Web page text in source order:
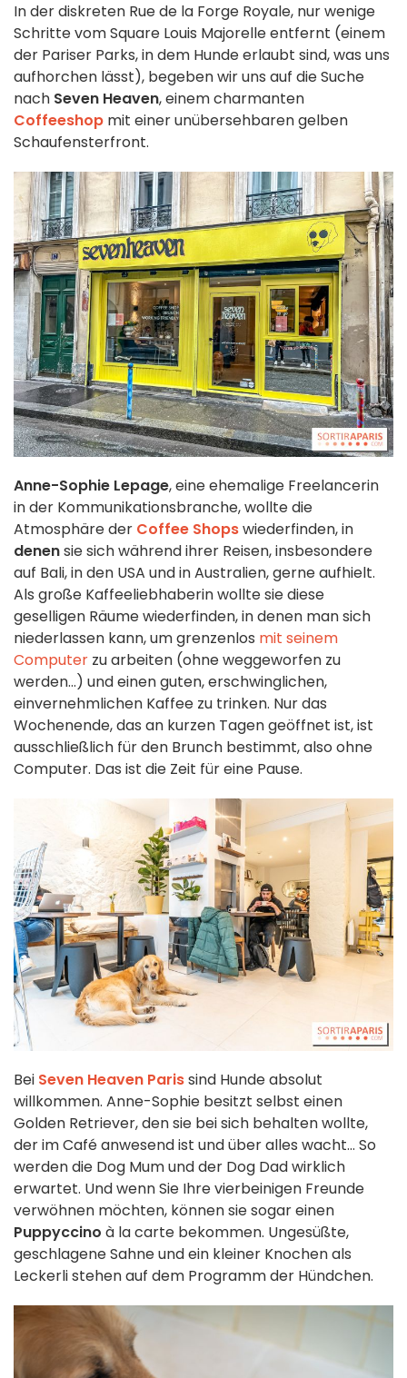
In der diskreten Rue de la Forge Royale, nur wenige
Schritte vom Square Louis Majorelle entfernt (einem
der Pariser Parks, in dem Hunde erlaubt sind, was uns
aufhorchen lässt), begeben wir uns auf die Suche
nach Seven Heaven, einem charmanten
Coffeeshop mit einer unübersehbaren gelben
Schaufensterfront.
Anne-Sophie Lepage, eine ehemalige Freelancerin
in der Kommunikationsbranche, wollte die
Atmosphäre der Coffee Shopswiederfinden, in
denensie sich während ihrer Reisen, insbesondere
auf Bali, in den USA und in Australien, gerne aufhielt.
Als große Kaffeeliebhaberin wollte sie diese
geselligen Räume wiederfinden, in denen man sich
niederlassen kann, um grenzenlos mit seinem
Computer zu arbeiten (ohne weggeworfen zu
werden...) und einen guten, erschwinglichen,
einvernehmlichen Kaffee zu trinken. Nur das
Wochenende, das an kurzen Tagen geöffnet ist, ist
ausschließlich für den Brunch bestimmt, also ohne
Computer. Das ist die Zeit für eine Pause.
Bei Seven Heaven Parissind Hunde absolut
willkommen. Anne-Sophie besitzt selbst einen
Golden Retriever, den sie bei sich behalten wollte,
der im Café anwesend ist und über alles wacht... So
werden die Dog Mum und der Dog Dad wirklich
erwartet. Und wenn Sie Ihre vierbeinigen Freunde
verwöhnen möchten, können sie sogar einen
Puppyccino à la carte bekommen. Ungesüßte,
geschlagene Sahne und ein kleiner Knochen als
Leckerli stehen auf dem Programm der Hündchen.